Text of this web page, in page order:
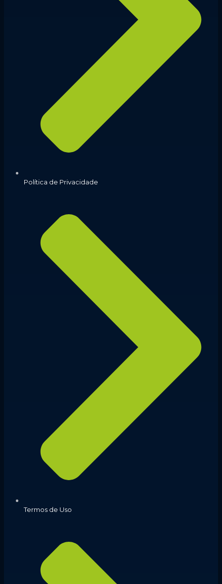
Política de Privacidade
Termos de Uso